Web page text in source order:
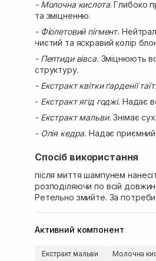
- Молочна кислота. Глибоко
та зміцненню.
- Фіолетовий пігмент.
чистий та яскравий колір
- Пептиди вівса. Зміцнюють
структуру.
- Екстракт квітки ґарденії
- Екстракт ягід годжі. Надає
- Екстракт мальви.Знімає
- Олія кедра. Надає
Спосіб використання
після миття шампунем
розподіляючи по всій
Ретельно змийте. За
Активний компонент
Екстракт мальви Молочна